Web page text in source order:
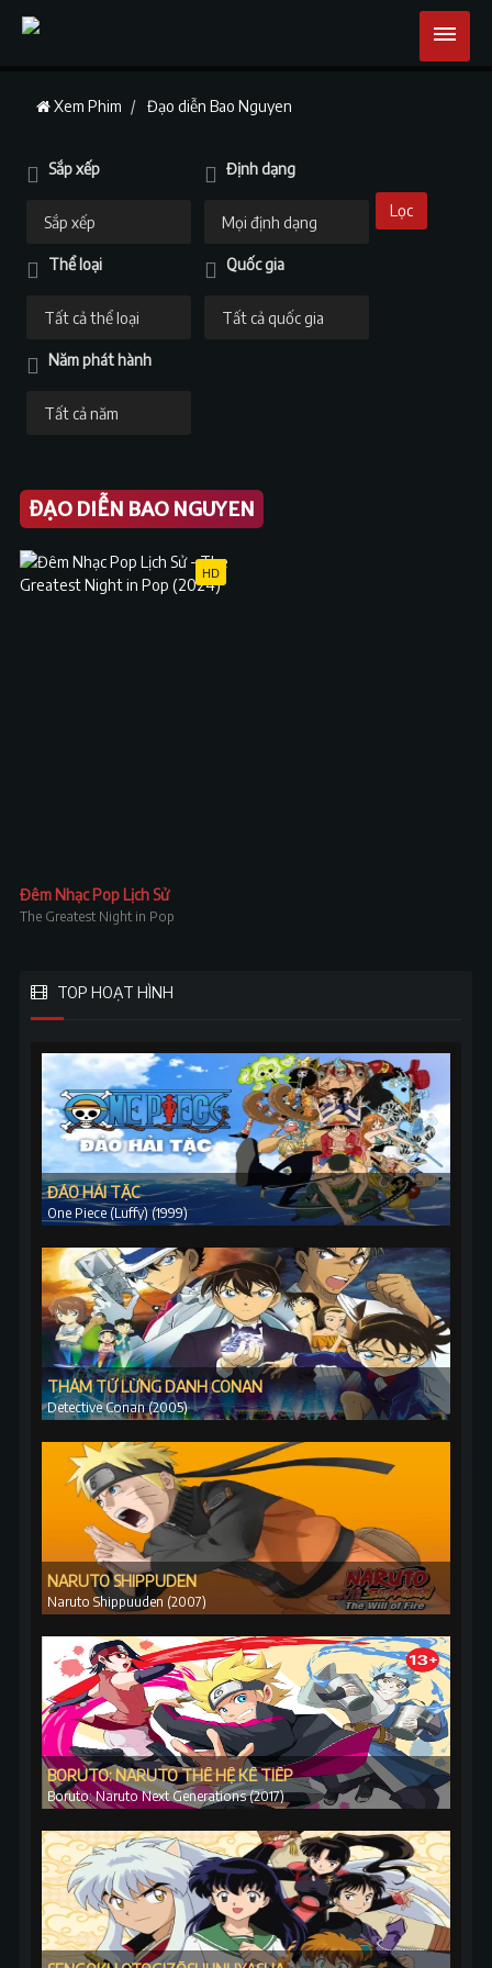
Xem Phim Đạo diễn Bao Nguyen
Sắp xếp Định dạng
Thể loại Quốc gia
Năm phát hành
Lọc
ĐẠO DIỄN BAO NGUYEN
HD
Đêm Nhạc Pop Lịch Sử
The Greatest Night in Pop
TOP HOẠT HÌNH
ĐẢO HẢI TẶC
One Piece (Luffy) (1999)
THÁM TỬ LỪNG DANH CONAN
Detective Conan (2005)
NARUTO SHIPPUDEN
Naruto Shippuuden (2007)
BORUTO: NARUTO THẾ HỆ KẾ TIẾP
Boruto: Naruto Next Generations (2017)